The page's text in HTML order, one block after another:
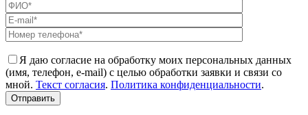
Я даю согласие на обработку моих персональных данных
(имя, телефон, e-mail) с целью обработки заявки и связи со
мной. Текст согласия. Политика конфиденциальности.